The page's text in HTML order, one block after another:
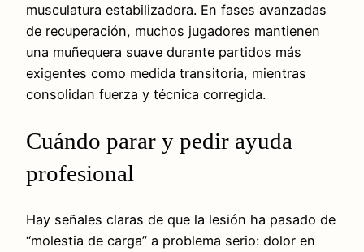
musculatura estabilizadora. En fases avanzadas
de recuperación, muchos jugadores mantienen
una muñequera suave durante partidos más
exigentes como medida transitoria, mientras
consolidan fuerza y técnica corregida.
Cuándo parar y pedir ayuda
profesional
Hay señales claras de que la lesión ha pasado de
“molestia de carga” a problema serio: dolor en